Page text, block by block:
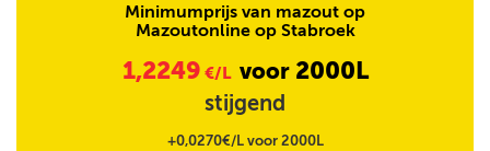
Minimumprijs van mazout op
Mazoutonline op Stabroek
1,2249 €/L voor 2000L
stijgend
+0,0270€/L voor 2000L